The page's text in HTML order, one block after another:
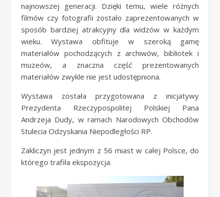
najnowszej generacji. Dzięki temu, wiele różnych
filmów czy fotografii zostało zaprezentowanych w
sposób bardziej atrakcyjny dla widzów w każdym
wieku. Wystawa obfituje w szeroką gamę
materiałów pochodzących z archiwów, bibliotek i
muzeów, a znaczna część prezentowanych
materiałów zwykle nie jest udostępniona.
Wystawa została przygotowana z inicjatywy
Prezydenta Rzeczypospolitej Polskiej Pana
Andrzeja Dudy, w ramach Narodowych Obchodów
Stulecia Odzyskania Niepodległości RP.
Zakliczyn jest jednym z 56 miast w całej Polsce, do
którego trafiła ekspozycja.